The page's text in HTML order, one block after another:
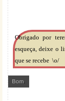
Bom
Obrigado por
esqueça, deixe o
que se recebe \o/